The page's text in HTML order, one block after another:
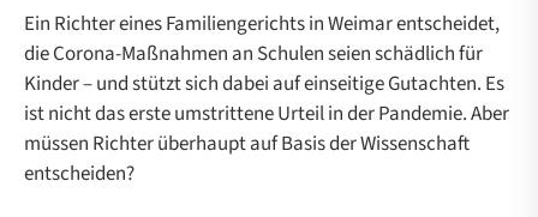
Ein Richter eines Familiengerichts in Weimar entscheidet,
die Corona-Maßnahmen an Schulen seien schädlich für
Kinder – und stützt sich dabei auf einseitige Gutachten. Es
ist nicht das erste umstrittene Urteil in der Pandemie. Aber
müssen Richter überhaupt auf Basis der Wissenschaft
entscheiden?